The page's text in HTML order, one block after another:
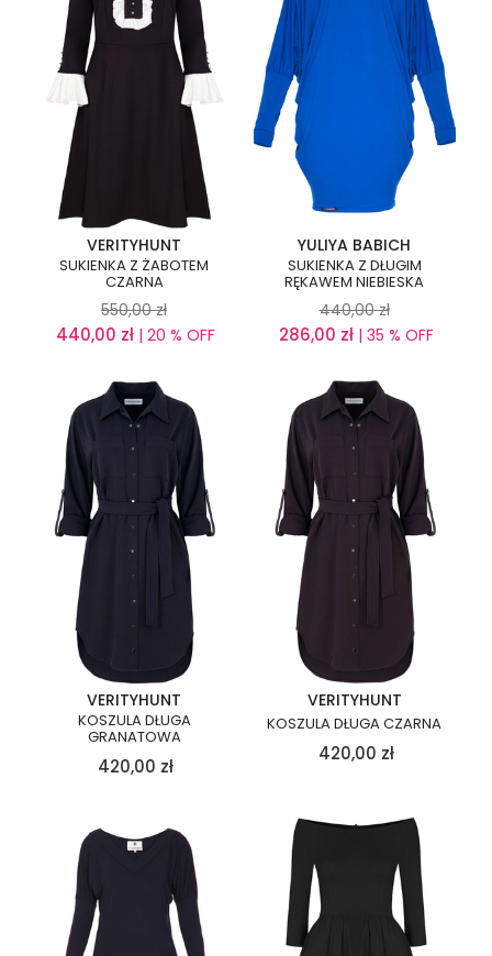
VERITYHUNT
SUKIENKA Z ŻABOTEM
CZARNA
550,00 zł
440,00 zł | 20 % OFF
YULIYA BABICH
SUKIENKA Z DŁUGIM
RĘKAWEM NIEBIESKA
440,00 zł
286,00 zł| 35 % OFF
VERITYHUNT
KOSZULA DŁUGA
GRANATOWA
420,00 zł
VERITYHUNT
KOSZULA DŁUGA CZARNA
420,00 zł